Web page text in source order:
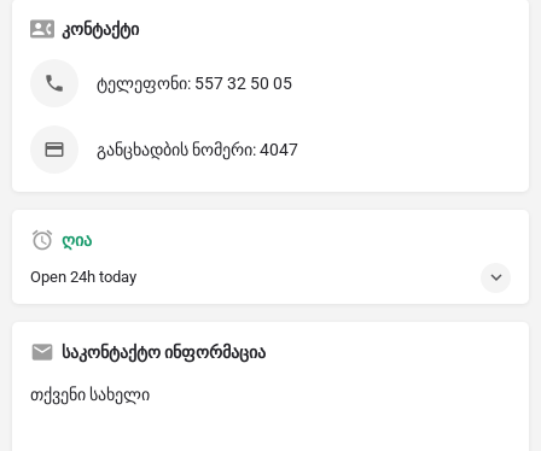
კონტაქტი
ტელეფონი: 557 32 50 05
განცხადბის ნომერი: 4047
ღია
Open 24h today
საკონტაქტო ინფორმაცია
თქვენი სახელი